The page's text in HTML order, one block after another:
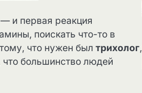
и первая реакция
поискать что-то в
что нужен был трихолог,
что большинство людей